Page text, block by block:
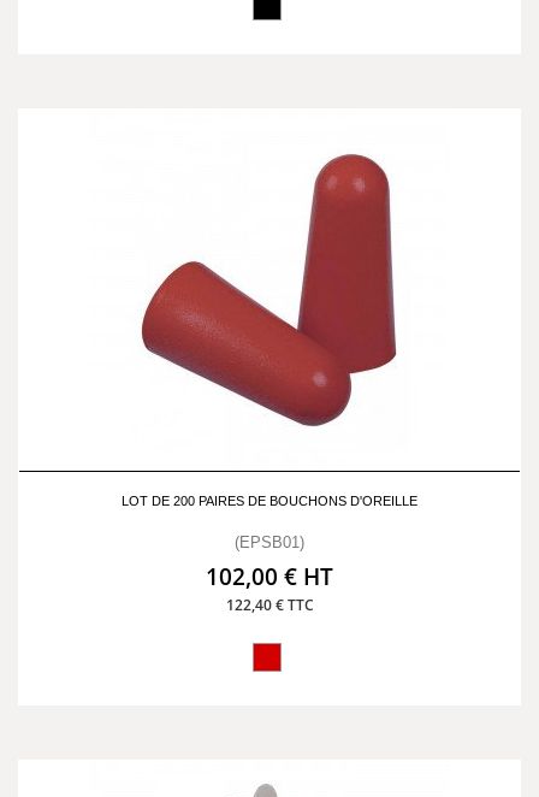
LOT DE 200 PAIRES DE BOUCHONS D'OREILLE
(EPSB01)
102,00 € HT
122,40 € TTC